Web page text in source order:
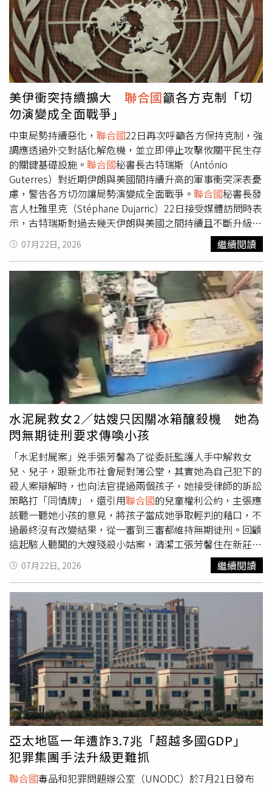
CIA駐站，該設施位於美國駐利雅德大使館內；另1處則位於
伊拉克東部。部分消息人士透露，還有其他CIA設施遭到攻
擊，數量「超過1個、但不到12個。」報導補充，CIA在海
外的設施包括各國主要辦事處，這些機構通常設置於美國大
使館內，並被稱為「駐站」。此外，CIA也維持其他辦公
室、安全屋、後勤中心，以及用於監控或執行其他情報行動
的秘密據點。這些設施的位置都受到高度保密。1名取得相
關文件內容、並熟悉內情的地區官員指出，1份西方情報機
構的內部備忘錄認為，俄羅斯很可能在鎖定海灣地區CIA設
施的行動中扮演角色，但該名官員要求《路透社》不要公開
文件的確切來源與撰寫機構。2名曾在海灣地區接觸過相關
情報的西方官員，則援引分析人士的說法稱，沙烏地阿拉伯
遇襲事件可能涉及2架經俄羅斯強化改良的伊朗沙赫德無人
機（Shahed）。其中1架無人機穿透了美國大使館外部較脆
弱的區域，造成破洞，另1架無人機則飛進缺口後爆炸，不
過這起攻擊並未造成傷亡。由於俄羅斯與伊朗長期保持密切
關係，莫斯科協助德黑蘭發展軍事能力並非新鮮事。但若俄
羅斯進一步協助伊朗精準攻擊高度敏感的CIA設施，顯示俄
方願意採取更激進的手段，干擾美國在西亞的行動。部分分
析人士指出，除了俄羅斯之外，幾乎沒有其他國家具備取得
這類高度敏感目標情報的能力，也缺乏將此類情報武器化，
用於攻擊美國的動機。前CIA駐站主管兼秘密行動官員霍夫
曼（Daniel Hoffman）就認為，考量到莫斯科與德黑蘭之間
緊密的戰略夥伴關係，俄羅斯協助伊朗鎖定CIA設施並不令
人意外，「雙方都希望削弱，甚至消除美國在他們所認定勢
力範圍內的影響力。」上週末，外界對俄羅斯可能向伊朗提
供目標定位資料的疑慮進一步升高，原因是約旦境內1處美
國空軍基地遭到攻擊。伊朗以彈道飛彈襲擊基地內的軍營，
造成2名美軍士兵死亡。白宮對此拒絕評論，並將相關問題
轉交給CIA，但CIA也拒絕提供回應。此外，伊朗駐
聯合國代
表團、俄羅斯國防部，以及沙烏地阿拉伯政府均未回覆《路
透社》的置評要求。
美伊衝突持續擴大 聯合國籲各方克制「切
勿演變成全面戰爭」
中東局勢持續惡化， 聯合國22日再次呼籲各方保持克制，強
調應透過外交對話化解危機，並立即停止攻擊攸關平民生存
的關鍵基礎設施。 聯合國秘書長古特瑞斯（António
Guterres）對近期伊朗與美國間持續升高的軍事衝突深表憂
慮，警告各方切勿讓局勢演變成全面戰爭。 聯合國秘書長發
言人杜雅里克（Stéphane Dujarric）22日接受媒體訪問時表
示，古特瑞斯對過去幾天伊朗與美國之間持續且不斷升級的
軍事對抗感到「深切憂慮」，並重申目前最重要的工作，是
讓各方重返外交談判，而非持續透過軍事手段解決問題。聯
合國指出，這場危機目前已進入第二週，最初衝突焦點集中
在全球重要能源運輸命脈：荷莫茲海峽（Strait of
Hormuz）的控制權。荷莫茲海峽是全球石油及液化天然氣
出口的重要海上航道，對國際能源供應具有關鍵戰略地位。
杜雅里克表示：「我們不希望看到局勢再次回到全面戰
爭。」他進一步說明秘書長以及所有相關國家都有責任盡最
大努力推動外交談判，並特別感謝巴基斯坦積極擔任調停角
色，在其他國家的協助下持續促進對話。戰事除衝擊區域安
全外，也對貿易運輸、人道救援、物流成本造成重大壓力，
同時推升各國燃料及民生物資價格，影響範圍持續向區域外
擴散。杜雅里克表示，古特瑞斯特別關切伊朗境內民用基礎
設施遭受攻擊，包括一座興建中的核能發電廠及海水淡化
廠。他強調：「這類攻擊完全無法接受，必須立即停止。」
聯合國重申這場衝突不存在任何軍事解決方案，各方應加快
外交努力，尋求和平且持久的政治解決方式，杜雅里克指出
未來若要達成任何和平協議，應包括全面恢復國際航行權，
以及保障荷莫茲海峽及周邊海域的航行自由，確保全球能源
與商業運輸不受影響。 聯合國呼籲，各方不得攻擊平民賴以
生存的重要基礎設施，包括醫院、供水系統等公共設施都應
受到保護，不該成為軍事攻擊目標，也敦促所有交戰方遵守
國際人道法，並落實「區分原則」、「比例原則」及「預防
原則」，在軍事行動中盡可能降低對平民造成的傷害。聯合
國最後強調，唯有透過外交協商與和平對話，才能真正避免
中東局勢持續惡化，防止衝突進一步擴大，並減少更多無辜
平民受到戰火波及。
07月22日, 2026 繼續閱讀
水泥屍救女2／姑嫂只因關冰箱釀殺機 她為
閃無期徒刑要求傳喚小孩
「水泥封屍案」兇手張芳馨為了從委託監護人手中解救女
兒、兒子，跟新北市社會局對簿公堂，其實她為自己犯下的
殺人案辯解時，也向法官提過兩個孩子，她接受律師的訴訟
策略打「同情牌」，還引用聯合國的兒童權利公約，主張應
該聽一聽她小孩的意見，將孩子當成她爭取輕判的藉口，不
過最終沒有改變結果，從一審到三審都維持無期徒刑。回顧
這起駭人聽聞的大嫂殘殺小姑案，清潔工張芳馨住在新莊，
家裡除了丈夫、兩個孩子，還有先生的妹妹葉秀鳳。葉秀鳳
嫌張芳馨深夜關冰箱太大聲，姑嫂經常吵架，葉秀鳳明知大
嫂看她不爽，仍在冰箱貼上「小聲關冰箱門，謝謝」的紙條
提醒張芳馨，甚至打電話到張芳馨的娘家，要娘家人勸一
勸，種種行為讓張芳馨理智斷線，決定將小姑送上黃泉路。
張芳馨預謀殺人，先買大型膠帶回家，趁葉秀鳳剛洗完澡叫
她到神明桌前面，假裝談事情實則動手殺人，先推倒葉秀
鳳，拿膠帶綑綁口鼻三到四十圈，再拿啞鈴猛敲數葉秀鳳頭
部數十下，後來發現葉秀鳳還沒斷氣再拖進浴室，將她的頭
部浸泡在臉盆內溺死。為了掩藏屍臭味，張芳馨買36包乾拌
水泥砂回家調水，分三天「施工」水泥塚，直到葉秀鳳的公
司老闆得知她沒上班也沒參加路跑活動，報警找到家裡，才
揭露這件水泥封屍案。一審宣判前5天，張芳馨跟葉秀鳳的
弟弟達成和解，須在15年內給付400萬元，新北地院以家暴
殺人罪量處無期徒刑，但後來張芳馨和解金一毛都沒付。案
件到了高等法院，張芳馨跟法官說，之前做月薪2萬4的清潔
07月22日, 2026 繼續閱讀
亞太地區一年遭詐3.7兆「超越多國GDP」
犯罪集團手法升級更難抓
聯合國毒品和犯罪問題辦公室（UNODC）於7月21日發布